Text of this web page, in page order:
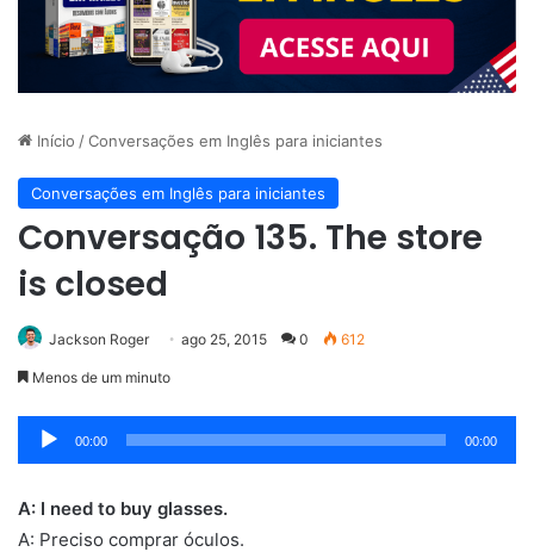
Início /Conversações em Inglês para iniciantes
Conversações em Inglês para iniciantes
Conversação 135. The store
is closed
Jackson Roger ago 25, 2015 0 612
Menos de um minuto
Tocador
de
00:00 00:00
A: I need to buy glasses.
A: Preciso comprar óculos.